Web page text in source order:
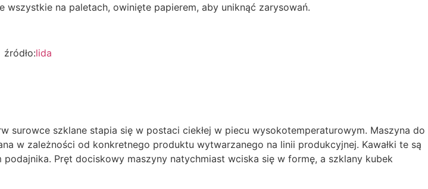
na paletach, owinięte papierem, aby uniknąć zarysowań.
źródło:lida
szklane stapia się w postaci ciekłej w piecu wysokotemperaturowym. Maszyna do
w zależności od konkretnego produktu wytwarzanego na linii produkcyjnej. Kawałki te są
Pręt dociskowy maszyny natychmiast wciska się w formę, a szklany kubek